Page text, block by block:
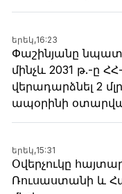
երեկ,16:23
Փաշինյանը
մինչև 2031 թ.-ը
վերադարձնել 2
ապօրինի
երեկ,15:31
Օվերչուկը
Ռուսաստանի և